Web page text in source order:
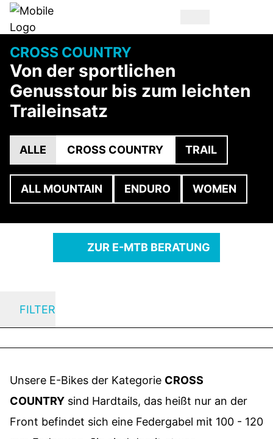
CROSS COUNTRY
Von der sportlichen
Genusstour bis zum leichten
Traileinsatz
ALLE CROSS COUNTRY TRAIL
ALL MOUNTAIN ENDURO WOMEN
ZUR E-MTB BERATUNG
FILTER
Unsere E-Bikes der Kategorie CROSS
COUNTRY sind Hardtails, das heißt nur an der
Front befindet sich eine Federgabel mit 100 - 120